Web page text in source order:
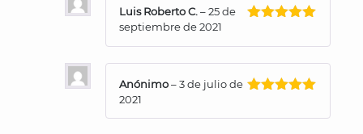
con5de 5
Luis Roberto C.–25 de
septiembre de 2021
con5de 5
Anónimo–3 de julio de
2021